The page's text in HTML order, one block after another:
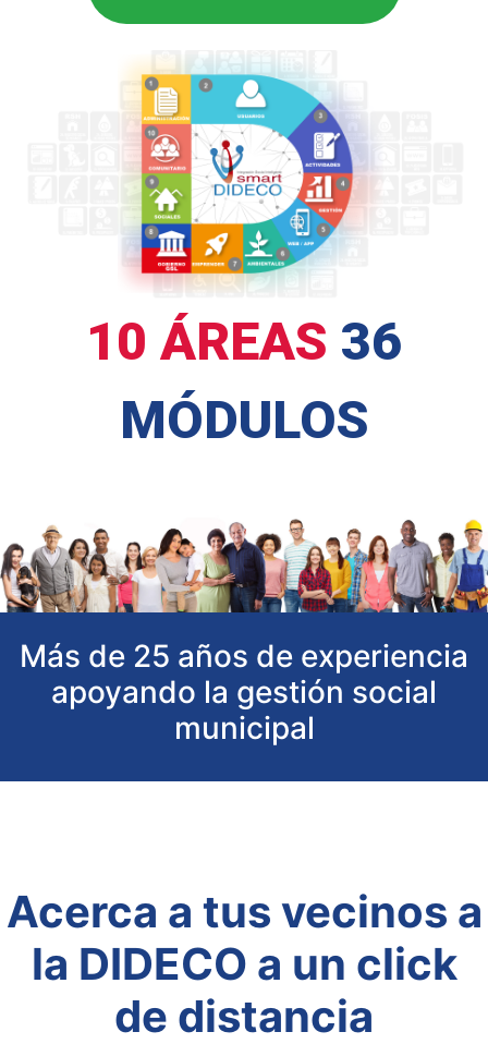
10 ÁREAS 36
MÓDULOS
Más de 25 años de experiencia
apoyando la gestión social
municipal
Acerca a tus vecinos a
la DIDECO a un click
de distancia